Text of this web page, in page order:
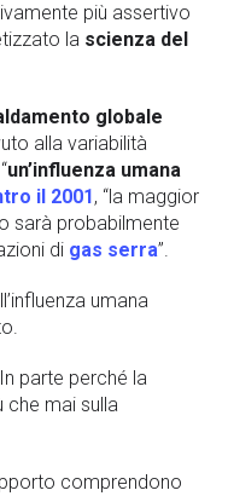
più assertivo
la scienza del
globale
alla variabilità
un’influenza umana
il 2001 , “la maggior
sarà probabilmente
di gas serra”.
umana
parte perché la
che mai sulla
comprendono